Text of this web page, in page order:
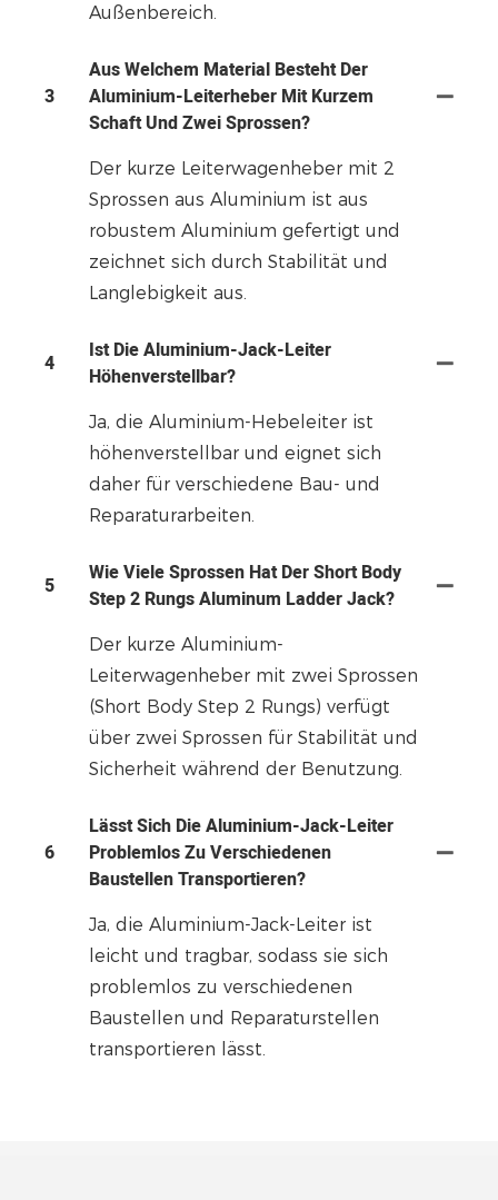
Außenbereich.
3
Aus Welchem ​​Material Besteht Der
Aluminium-Leiterheber Mit Kurzem
Schaft Und Zwei Sprossen?
Der kurze Leiterwagenheber mit 2
Sprossen aus Aluminium ist aus
robustem Aluminium gefertigt und
zeichnet sich durch Stabilität und
Langlebigkeit aus.
4
Ist Die Aluminium-Jack-Leiter
Höhenverstellbar?
Ja, die Aluminium-Hebeleiter ist
höhenverstellbar und eignet sich
daher für verschiedene Bau- und
Reparaturarbeiten.
5
Wie Viele Sprossen Hat Der Short Body
Step 2 Rungs Aluminum Ladder Jack?
Der kurze Aluminium-
Leiterwagenheber mit zwei Sprossen
(Short Body Step 2 Rungs) verfügt
über zwei Sprossen für Stabilität und
Sicherheit während der Benutzung.
6
Lässt Sich Die Aluminium-Jack-Leiter
Problemlos Zu Verschiedenen
Baustellen Transportieren?
Ja, die Aluminium-Jack-Leiter ist
leicht und tragbar, sodass sie sich
problemlos zu verschiedenen
Baustellen und Reparaturstellen
transportieren lässt.